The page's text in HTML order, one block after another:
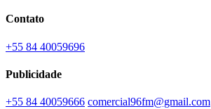
Contato
+55 84 40059696
Publicidade
+55 84 40059666 comercial96fm@gmail.com